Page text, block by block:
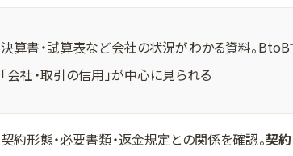
決算書・試算表など会社の状況がわかる資料。BtoB
「会社・取引の信用」が中心に見られる
契約形態・必要書類・返金規定との関係を確認。契約